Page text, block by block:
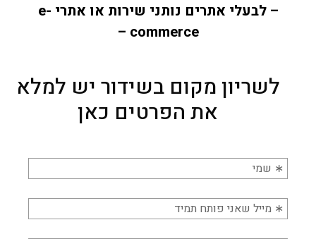
– לבעלי אתרים נותני שירות או אתרי e-
commerce –
לשריון מקום בשידור יש למלא
את הפרטים כאן